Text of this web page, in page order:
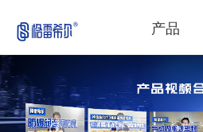
产品